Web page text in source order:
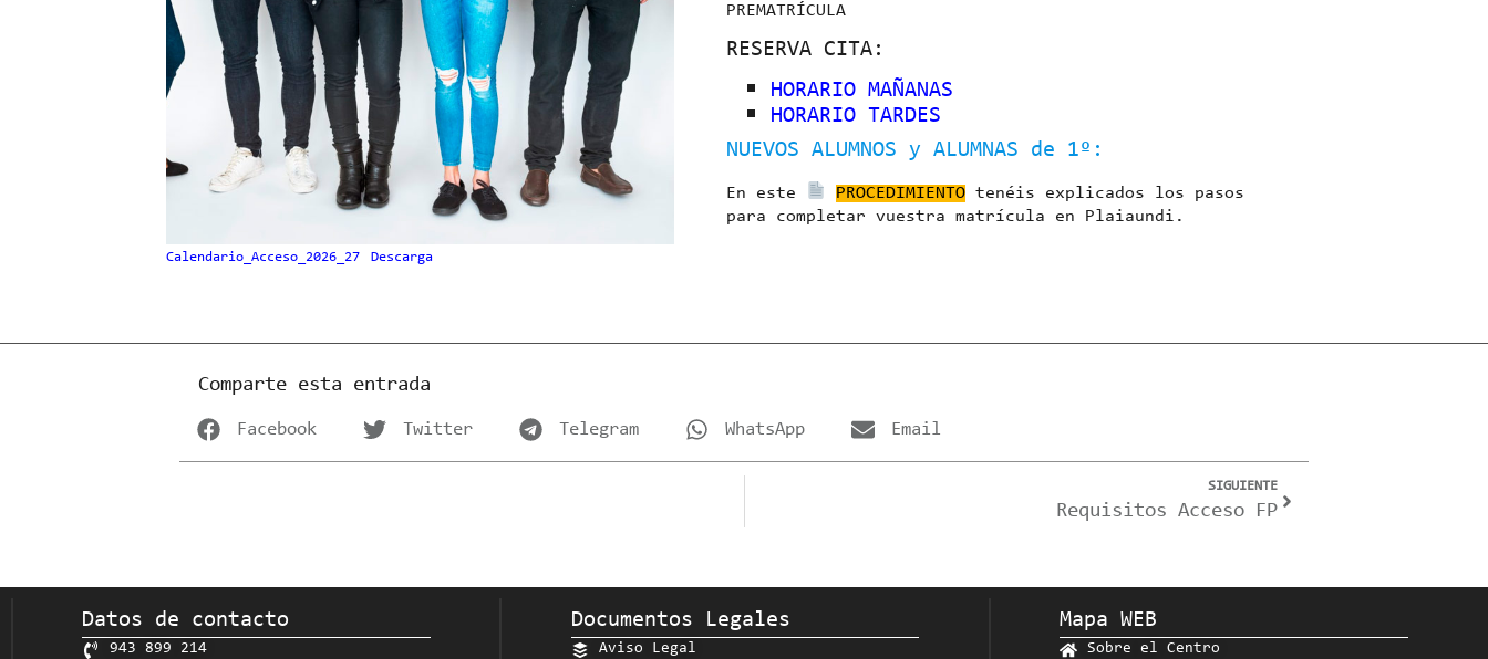
PREMATRÍCULA
RESERVA CITA:
HORARIO MAÑANAS
HORARIO TARDES
NUEVOS ALUMNOS y ALUMNAS de 1º:
En este PROCEDIMIENTO tenéis explicados los pasos
para completar vuestra matrícula en Plaiaundi .
Calendario_Acceso_2026_27 Descarga
Comparte esta entrada
Facebook Twitter Telegram WhatsApp Email
SIGUIENTE
Requisitos Acceso FP
Datos de contacto
943 899 214
Documentos Legales
Aviso Legal
Mapa WEB
Sobre el Centro